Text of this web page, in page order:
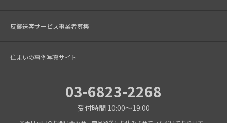
反響送客サービス事業者募集
住まいの事例写真サイト
03-6823-2268
受付時間 10:00～19:00